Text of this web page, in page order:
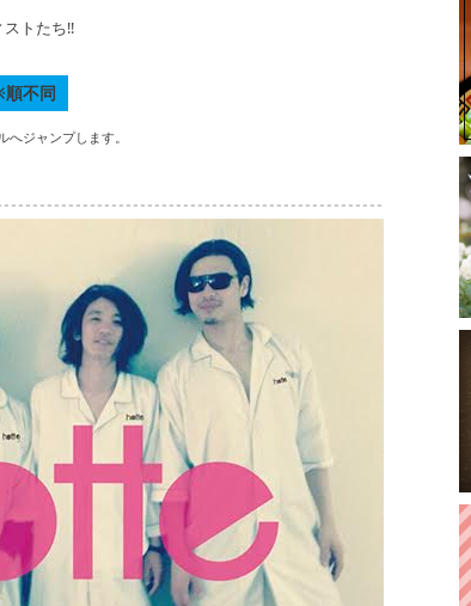
トたち!!
不同
ジャンプします。